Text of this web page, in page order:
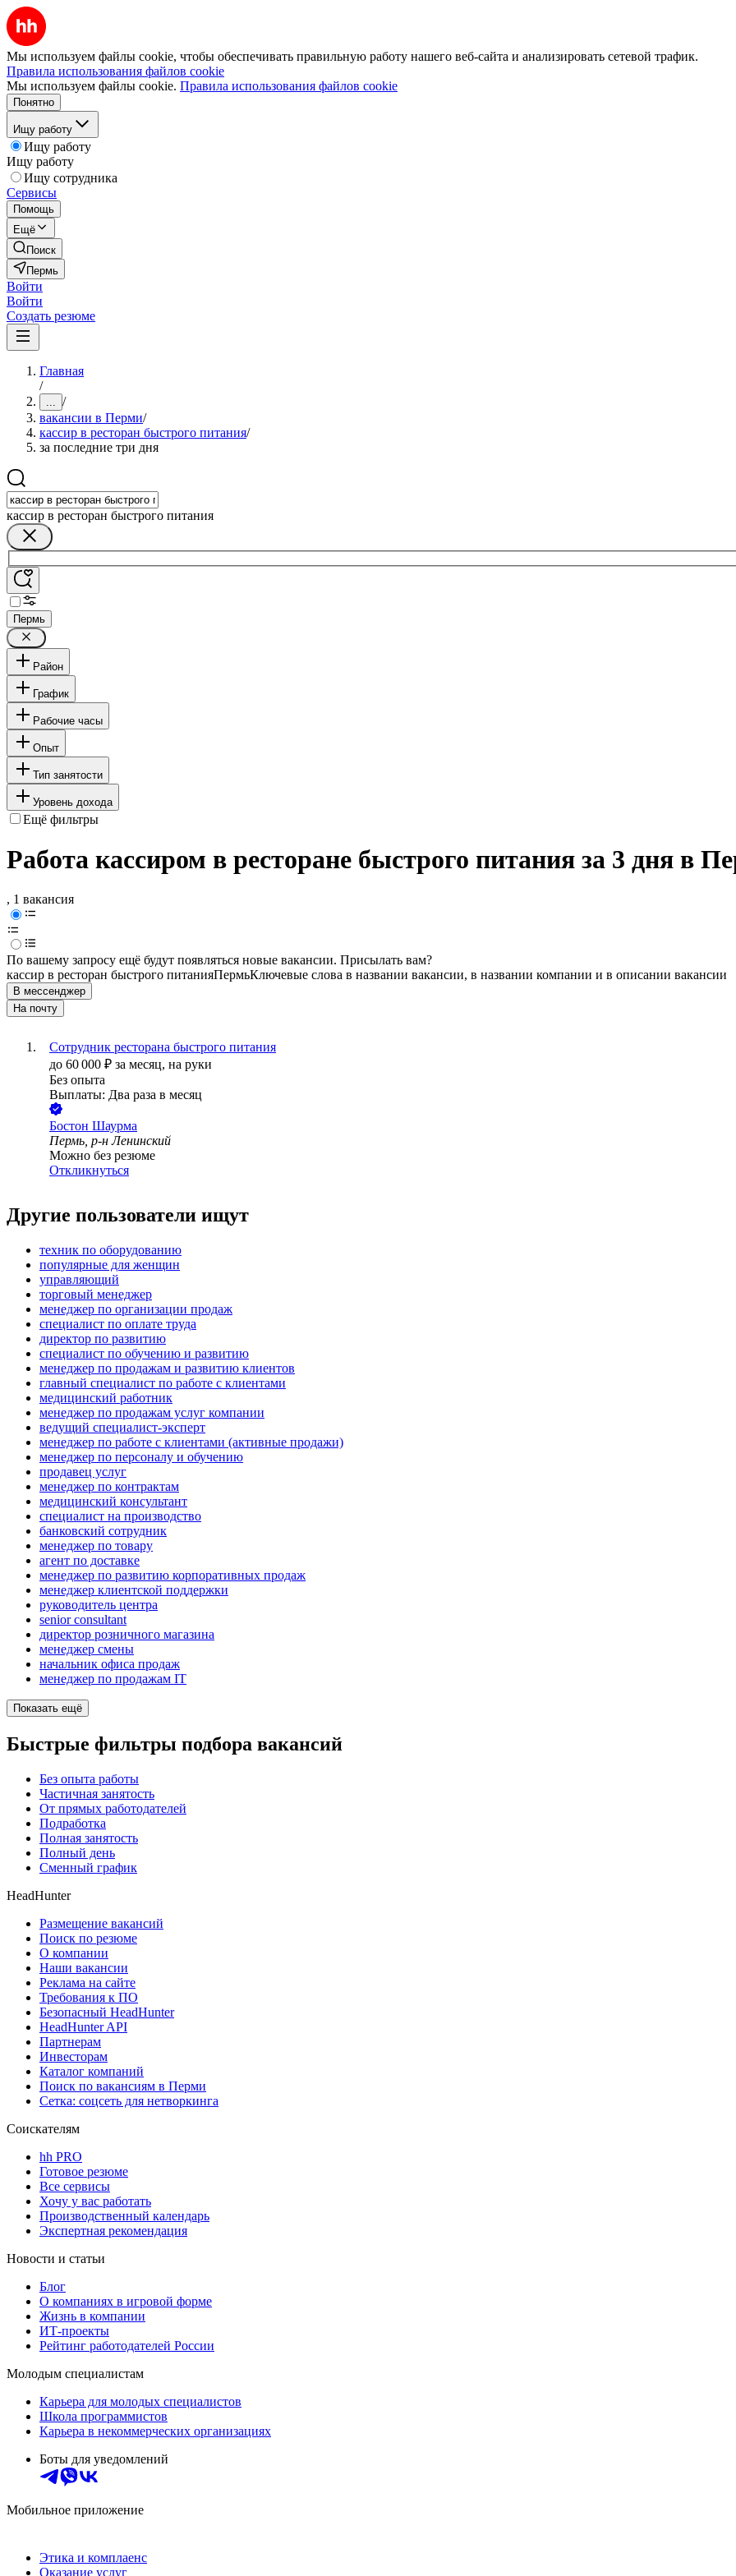
Мы используем файлы cookie, чтобы обеспечивать правильную работу нашего веб-сайта и анализировать сетевой трафик.
Правила использования файлов cookie
Мы используем файлы cookie. Правила использования файлов cookie
Понятно
Ищу работу
Ищу работу
Ищу работу
Ищу сотрудника
Сервисы
Помощь
Ещё
Поиск
Пермь
Войти
Войти
Создать резюме
Главная
/
... /
вакансии в Перми/
кассир в ресторан быстрого питания/
за последние три дня
кассир в ресторан быстрого питания
Пермь
Район
График
Рабочие часы
Опыт
Тип занятости
Уровень дохода
Ещё фильтры
Работа кассиром в ресторане быстрого питания за 3 дня в
, 1 вакансия
По вашему запросу ещё будут появляться новые вакансии. Присылать вам?
кассир в ресторан быстрого питанияПермьКлючевые слова в названии вакансии, в названии компании и в описании вакансии
В мессенджер
На почту
Сотрудник ресторана быстрого питания
до 60 000 ₽ за месяц, на руки
Без опыта
Выплаты: Два раза в месяц
Бостон Шаурма
Пермь, р-н Ленинский
Можно без резюме
Откликнуться
Другие пользователи ищут
техник по оборудованию
популярные для женщин
управляющий
торговый менеджер
менеджер по организации продаж
специалист по оплате труда
директор по развитию
специалист по обучению и развитию
менеджер по продажам и развитию клиентов
главный специалист по работе с клиентами
медицинский работник
менеджер по продажам услуг компании
ведущий специалист-эксперт
менеджер по работе с клиентами (активные продажи)
менеджер по персоналу и обучению
продавец услуг
менеджер по контрактам
медицинский консультант
специалист на производство
банковский сотрудник
менеджер по товару
агент по доставке
менеджер по развитию корпоративных продаж
менеджер клиентской поддержки
руководитель центра
senior consultant
директор розничного магазина
менеджер смены
начальник офиса продаж
менеджер по продажам IT
Показать ещё
Быстрые фильтры подбора вакансий
Без опыта работы
Частичная занятость
От прямых работодателей
Подработка
Полная занятость
Полный день
Сменный график
HeadHunter
Размещение вакансий
Поиск по резюме
О компании
Наши вакансии
Реклама на сайте
Требования к ПО
Безопасный HeadHunter
HeadHunter API
Партнерам
Инвесторам
Каталог компаний
Поиск по вакансиям в Перми
Сетка: соцсеть для нетворкинга
Соискателям
hh PRO
Готовое резюме
Все сервисы
Хочу у вас работать
Производственный календарь
Экспертная рекомендация
Новости и статьи
Блог
О компаниях в игровой форме
Жизнь в компании
ИТ-проекты
Рейтинг работодателей России
Молодым специалистам
Карьера для молодых специалистов
Школа программистов
Карьера в некоммерческих организациях
Боты для уведомлений
Мобильное приложение
Этика и комплаенс
Оказание услуг